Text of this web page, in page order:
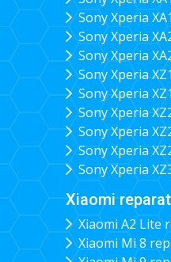
Sony Xperia
Sony Xperia
Sony Xperia
Sony Xperia
Sony Xperia
Sony Xperia
Sony Xperia
Sony Xperia
Sony Xperia
Xiaomi
Xiaomi A2 Lite
Xiaomi Mi 8